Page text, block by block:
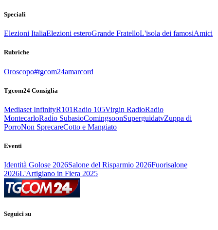
Speciali
Elezioni ItaliaElezioni esteroGrande FratelloL'isola dei famosiAmici
Rubriche
Oroscopo#tgcom24amarcord
Tgcom24 Consiglia
Mediaset InfinityR101Radio 105Virgin RadioRadio
MontecarloRadio SubasioComingsoonSuperguidatvZuppa di
PorroNon SprecareCotto e Mangiato
Eventi
Identità Golose 2026Salone del Risparmio 2026Fuorisalone
2026L'Artigiano in Fiera 2025
Seguici su